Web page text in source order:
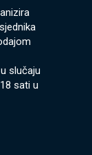
slučaju
sati u